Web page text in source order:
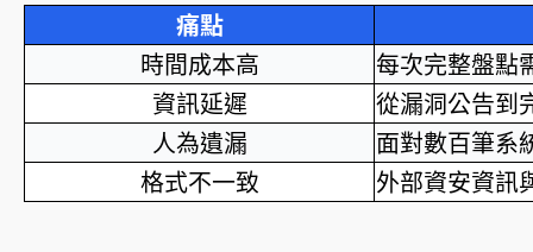
痛點
時間成本高
每次完整盤點
資訊延遲
從漏洞公告到
人為遺漏
面對數百筆系
格式不一致
外部資安資訊